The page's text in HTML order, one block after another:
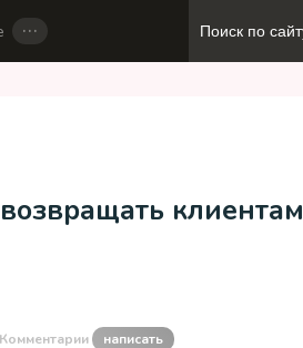
…
клиентам
Комментарии написать